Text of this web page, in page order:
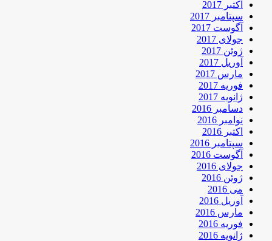
اکتبر 2017
سپتامبر 2017
آگوست 2017
جولای 2017
ژوئن 2017
آوریل 2017
مارس 2017
فوریه 2017
ژانویه 2017
دسامبر 2016
نوامبر 2016
اکتبر 2016
سپتامبر 2016
آگوست 2016
جولای 2016
ژوئن 2016
می 2016
آوریل 2016
مارس 2016
فوریه 2016
ژانویه 2016